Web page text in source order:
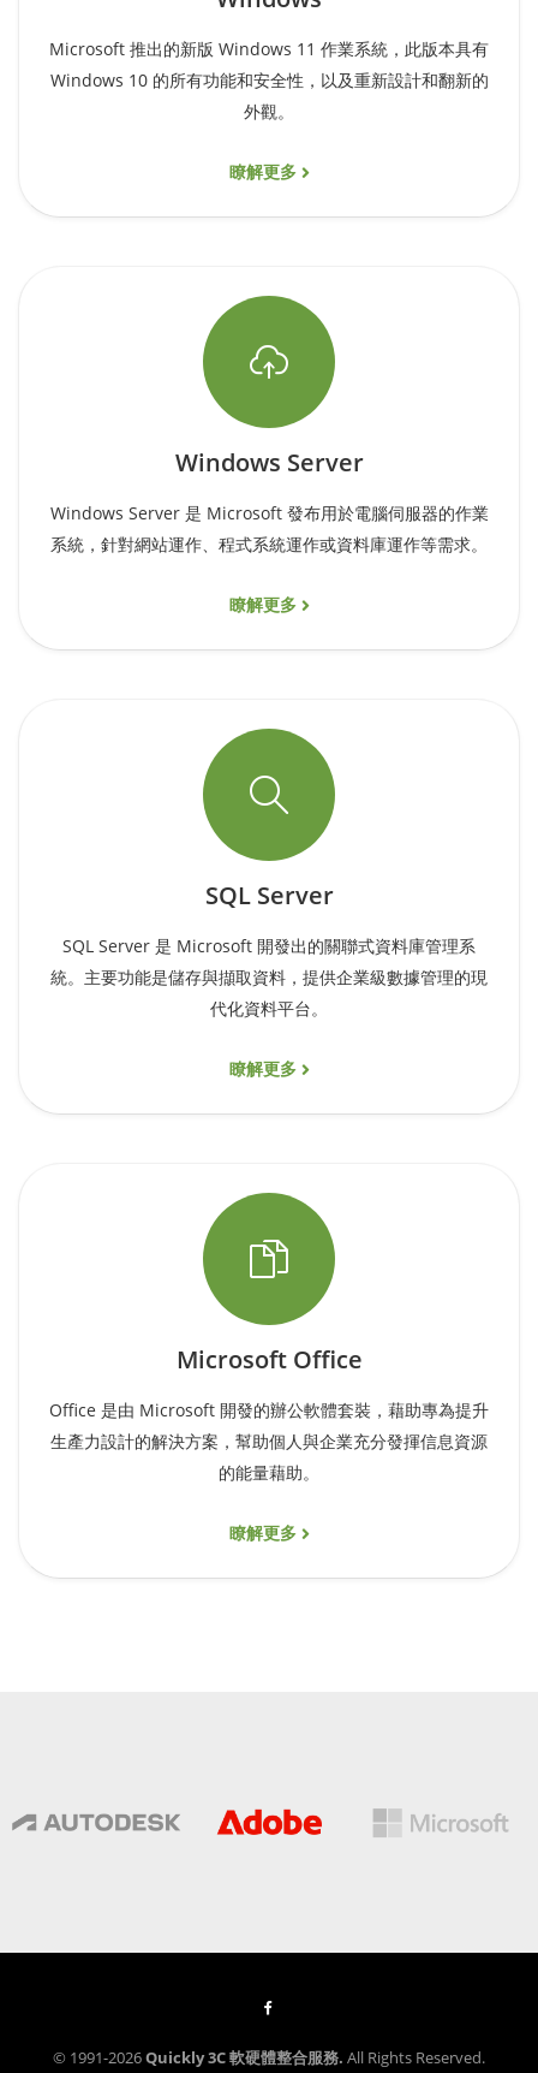
Microsoft 推出的新版 Windows 11 作業系統，此版本具有
Windows 10 的所有功能和安全性，以及重新設計和翻新的
外觀。
瞭解更多
Windows Server
Windows Server 是 Microsoft 發布用於電腦伺服器的作業
系統，針對網站運作、程式系統運作或資料庫運作等需求。
瞭解更多
SQL Server
SQL Server 是 Microsoft 開發出的關聯式資料庫管理系
統。主要功能是儲存與擷取資料，提供企業級數據管理的現
代化資料平台。
瞭解更多
Microsoft Office
Office 是由 Microsoft 開發的辦公軟體套裝，藉助專為提升
生產力設計的解決方案，幫助個人與企業充分發揮信息資源
的能量藉助。
瞭解更多
© 1991-2026Quickly 3C 軟硬體整合服務. All Rights Reserved.